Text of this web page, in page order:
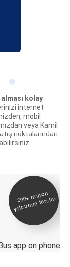
alması kolay
internet
mobil
veya Kamil
noktalarından
500+
milyon
yolcunun tercihi